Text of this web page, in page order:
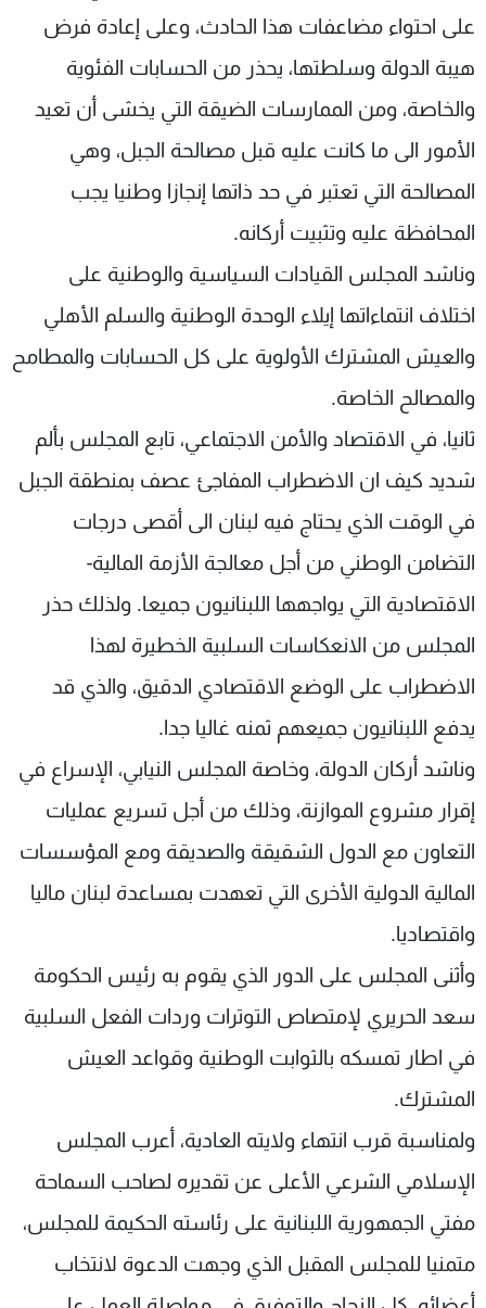
على احتواء مضاعفات هذا الحادث، وعلى إعادة فرض
هيبة الدولة وسلطتها، يحذر من الحسابات الفئوية
والخاصة، ومن الممارسات الضيقة التي يخشى أن تعيد
الأمور الى ما كانت عليه قبل مصالحة الجبل، وهي
المصالحة التي تعتبر في حد ذاتها إنجازا وطنيا يجب
المحافظة عليه وتثبيت أركانه.
وناشد المجلس القيادات السياسية والوطنية على
اختلاف انتماءاتها إيلاء الوحدة الوطنية والسلم الأهلي
والعيش المشترك الأولوية على كل الحسابات والمطامح
والمصالح الخاصة.
ثانيا، في الاقتصاد والأمن الاجتماعي، تابع المجلس بألم
شديد كيف ان الاضطراب المفاجئ عصف بمنطقة الجبل
في الوقت الذي يحتاج فيه لبنان الى أقصى درجات
التضامن الوطني من أجل معالجة الأزمة المالية-
الاقتصادية التي يواجهها اللبنانيون جميعا. ولذلك حذر
المجلس من الانعكاسات السلبية الخطيرة لهذا
الاضطراب على الوضع الاقتصادي الدقيق، والذي قد
يدفع اللبنانيون جميعهم ثمنه غاليا جدا.
وناشد أركان الدولة، وخاصة المجلس النيابي، الإسراع في
إقرار مشروع الموازنة، وذلك من أجل تسريع عمليات
التعاون مع الدول الشقيقة والصديقة ومع المؤسسات
المالية الدولية الأخرى التي تعهدت بمساعدة لبنان ماليا
واقتصاديا.
وأثنى المجلس على الدور الذي يقوم به رئيس الحكومة
سعد الحريري لإمتصاص التوترات وردات الفعل السلبية
في اطار تمسكه بالثوابت الوطنية وقواعد العيش
المشترك.
ولمناسبة قرب انتهاء ولايته العادية، أعرب المجلس
الإسلامي الشرعي الأعلى عن تقديره لصاحب السماحة
مفتي الجمهورية اللبنانية على رئاسته الحكيمة للمجلس،
متمنيا للمجلس المقبل الذي وجهت الدعوة لانتخاب